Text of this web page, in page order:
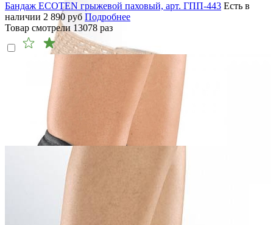
Бандаж ECOTEN грыжевой паховый, арт. ГПП-443 Есть в
наличии 2 890 руб Подробнее
Товар смотрели 13078 раз